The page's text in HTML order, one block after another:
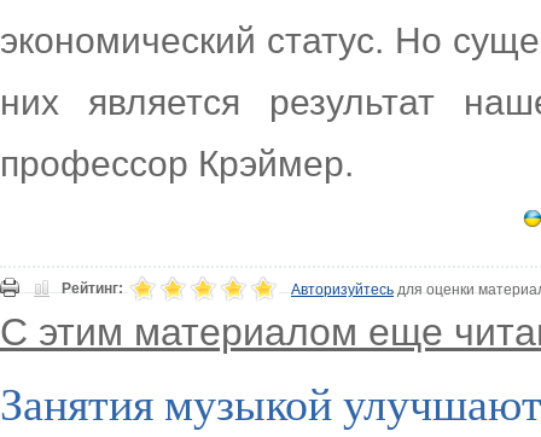
экономический статус. Но
них является результат
профессор Крэймер.
Рейтинг: Авторизуйтесьдля оценки
С этим материалом еще
Занятия музыкой